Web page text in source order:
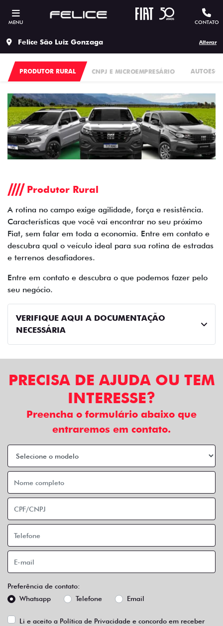
MENU CONTATO
Felice São Luiz Gonzaga Alterar
CNPJ E MICROEMPRESÁRIO
PRODUTOR RURAL
Produtor Rural
A rotina no campo exige agilidade, força e resistência.
Características que você vai encontrar no seu próximo
Fiat, sem falar em toda a economia. Entre em contato e
descubra qual o veículo ideal para sua rotina de estradas
e terrenos desafiadores.
Entre em contato e descubra o que podemos fazer pelo
seu negócio.
VERIFIQUE AQUI A DOCUMENTAÇÃO
NECESSÁRIA
PRECISA DE AJUDA OU TEM
INTERESSE?
Preencha o formulário abaixo que
entraremos em contato.
Preferência de contato:
Whatsapp
Telefone Email
Li e aceito a Política de Privacidade e concordo em receber